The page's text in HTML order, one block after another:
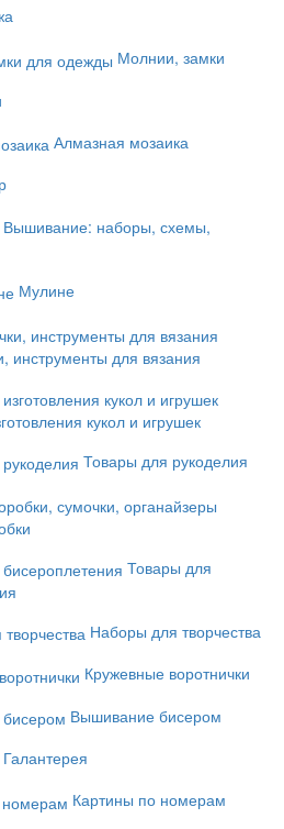
Молнии, замки
Алмазная мозаика
Вышивание: наборы, схемы,
Мулине
инструменты для вязания
кукол и игрушек
Товары для рукоделия
Товары для
Наборы для творчества
Кружевные воротнички
Вышивание бисером
Галантерея
Картины по номерам